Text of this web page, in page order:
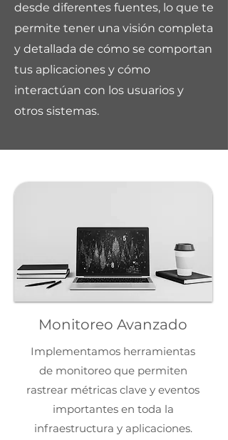
desde diferentes fuentes, lo que te
permite tener una visión completa
y detallada de cómo se comportan
tus aplicaciones y cómo
interactúan con los usuarios y
otros sistemas.
Monitoreo Avanzado
Implementamos herramientas
de monitoreo que permiten
rastrear métricas clave y eventos
importantes en toda la
infraestructura y aplicaciones.